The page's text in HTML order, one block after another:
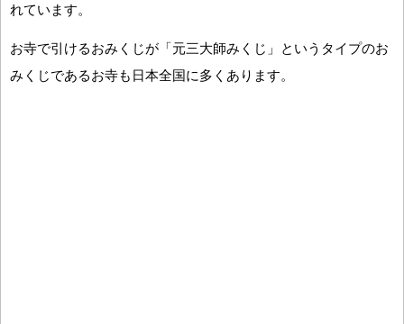
れています。
お寺で引けるおみくじが「元三大師みくじ」というタイプのお
みくじであるお寺も日本全国に多くあります。